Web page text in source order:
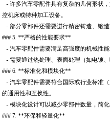
- 许多汽车零配件具有复杂的几何形状
控机床或特种加工设备。
- 部分零部件还需要进行精密铸造、锻造
### 5. **严格的性能要求**
- 汽车零配件需要满足高强度的机械性
- 需要通过热处理、表面处理（如电镀
### 6. **标准化和模块化**
- 汽车零配件需要符合国际或行业标准
的通用性和互换性。
- 模块化设计可以减少零部件数量，简化
### 7. **环保和轻量化**